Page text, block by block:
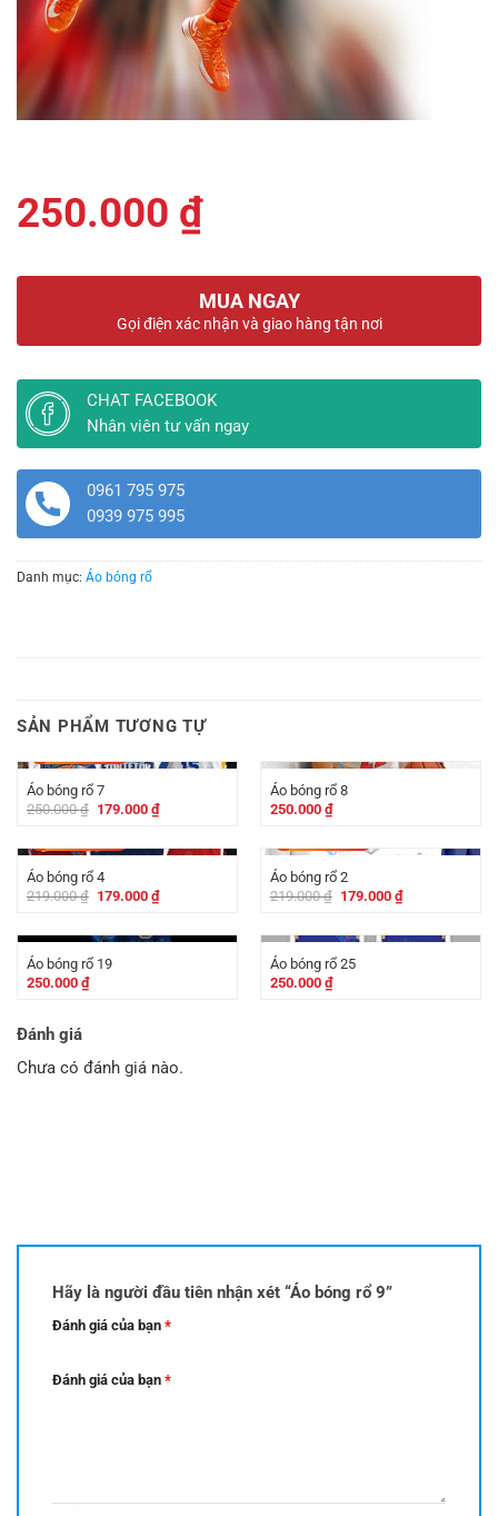
250.000 ₫
MUA NGAY
Gọi điện xác nhận và giao hàng tận nơi
CHAT FACEBOOK
Nhân viên tư vấn ngay
0961 795 975
0939 975 995
Danh mục: Áo bóng rổ
SẢN PHẨM TƯƠNG TỰ
Áo bóng rổ 7
250.000₫ Giá
250.000 ₫.
179.000 ₫Giá
hiện
là:
Áo bóng rổ 8
250.000 ₫
Áo bóng rổ 4
219.000₫ Giá
219.000 ₫.
179.000 ₫Giá
hiện
là:
Áo bóng rổ 2
219.000₫ Giá
219.000 ₫.
179.000 ₫Giá
hiện
là:
Áo bóng rổ 19
250.000 ₫
Áo bóng rổ 25
250.000 ₫
Đánh giá
Chưa có đánh giá nào.
Hãy là người đầu tiên nhận xét “Áo bóng rổ 9”
Đánh giá của bạn *
Đánh giá của bạn *